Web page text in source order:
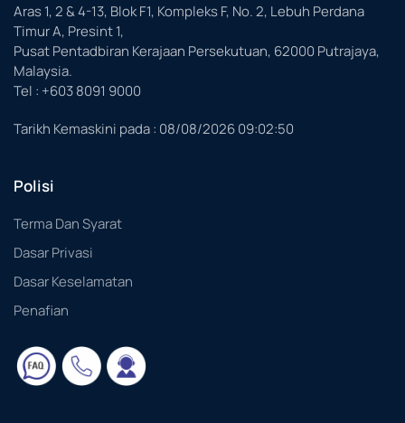
Aras 1, 2 & 4-13, Blok F1, Kompleks F, No. 2, Lebuh Perdana
Timur A, Presint 1,
Pusat Pentadbiran Kerajaan Persekutuan, 62000 Putrajaya,
Malaysia.
Tel : +603 8091 9000
Tarikh Kemaskini pada : 08/08/2026 09:02:50
Polisi
Terma Dan Syarat
Dasar Privasi
Dasar Keselamatan
Penafian